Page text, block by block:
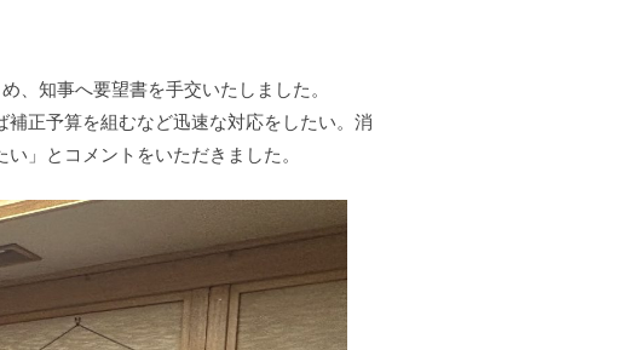
知事へ要望書を手交いたしました。
正予算を組むなど迅速な対応をしたい。消
」とコメントをいただきました。